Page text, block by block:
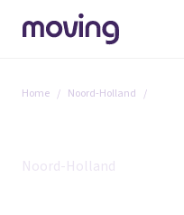
Home / Noord-Holland /
Noord-Holland